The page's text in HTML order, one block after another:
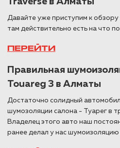
Давайте уже приступим к
там действительно есть на что
ПЕРЕЙТИ
Правильная
Touareg 3 в Алматы
Достаточно солидный
шумозоляции салона - Туарег в
Владелец этого авто наш
ранее делал у нас шумоизоляцию